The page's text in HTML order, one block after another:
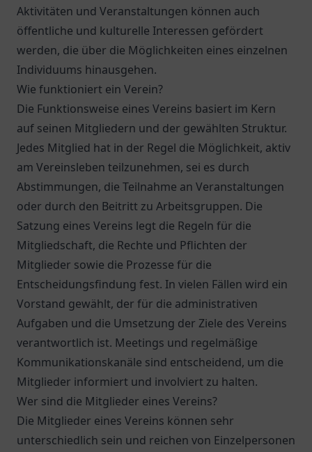
Aktivitäten und Veranstaltungen können auch
öffentliche und kulturelle Interessen gefördert
werden, die über die Möglichkeiten eines einzelnen
Individuums hinausgehen.
Wie funktioniert ein Verein?
Die Funktionsweise eines Vereins basiert im Kern
auf seinen Mitgliedern und der gewählten Struktur.
Jedes Mitglied hat in der Regel die Möglichkeit, aktiv
am Vereinsleben teilzunehmen, sei es durch
Abstimmungen, die Teilnahme an Veranstaltungen
oder durch den Beitritt zu Arbeitsgruppen. Die
Satzung eines Vereins legt die Regeln für die
Mitgliedschaft, die Rechte und Pflichten der
Mitglieder sowie die Prozesse für die
Entscheidungsfindung fest. In vielen Fällen wird ein
Vorstand gewählt, der für die administrativen
Aufgaben und die Umsetzung der Ziele des Vereins
verantwortlich ist. Meetings und regelmäßige
Kommunikationskanäle sind entscheidend, um die
Mitglieder informiert und involviert zu halten.
Wer sind die Mitglieder eines Vereins?
Die Mitglieder eines Vereins können sehr
unterschiedlich sein und reichen von Einzelpersonen